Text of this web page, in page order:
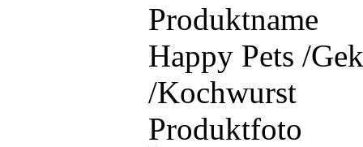
Produktname
Happy Pets /
/Kochwurst
Produktfoto